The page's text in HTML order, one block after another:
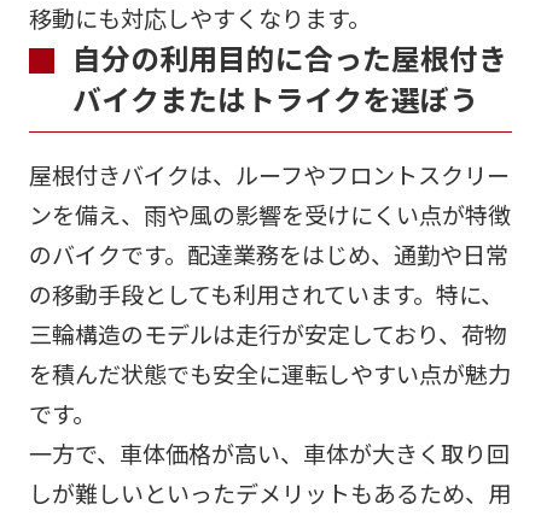
移動にも対応しやすくなります。
自分の利用目的に合った屋根付き
バイクまたはトライクを選ぼう
屋根付きバイクは、ルーフやフロントスクリー
ンを備え、雨や風の影響を受けにくい点が特徴
のバイクです。配達業務をはじめ、通勤や日常
の移動手段としても利用されています。特に、
三輪構造のモデルは走行が安定しており、荷物
を積んだ状態でも安全に運転しやすい点が魅力
です。
一方で、車体価格が高い、車体が大きく取り回
しが難しいといったデメリットもあるため、用